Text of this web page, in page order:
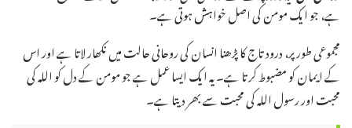
ہے، جو ایک مومن کی اصل خواہش ہوتی ہے۔
مجموعی طور پر، درود تاج کا پڑھنا انسان کی روحانی حالت میں نکھار لاتا ہے اور اس
کے ایمان کو مضبوط کرتا ہے۔ یہ ایک ایسا عمل ہے جو مومن کے دل کو اللہ کی
محبت اور رسول اللہ کی محبت سے بھر دیتا ہے۔